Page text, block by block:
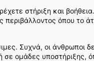
στήριξη και
περιβάλλοντος όπου το
Συχνά, οι άνθρωποι
σε ομάδες υποστήριξης,